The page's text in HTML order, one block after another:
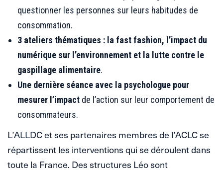
questionner les personnes sur leurs habitudes de
consommation.
3 ateliers thématiques : la fast fashion, l’impact du
numérique sur l’environnement et la lutte contre le
gaspillage alimentaire.
Une dernière séance avec la psychologue pour
mesurer l’impact de l’action sur leur comportement de
consommateurs.
L’ALLDC et ses partenaires membres de l’ACLC se
répartissent les interventions qui se déroulent dans
toute la France. Des structures Léo sont